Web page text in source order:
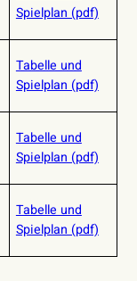
Spielplan (pdf)
Tabelle und
Spielplan (pdf)
Tabelle und
Spielplan (pdf)
Tabelle und
Spielplan (pdf)